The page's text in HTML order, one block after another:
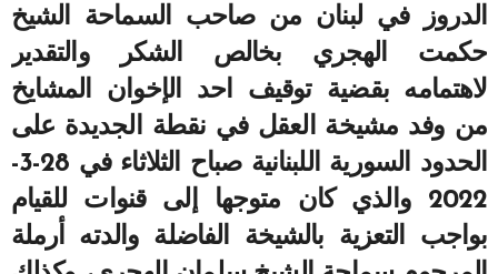
الدروز في لبنان من صاحب السماحة الشيخ
حكمت الهجري بخالص الشكر والتقدير
لاهتمامه بقضية توقيف احد الإخوان المشايخ
من وفد مشيخة العقل في نقطة الجديدة على
الحدود السورية اللبنانية صباح الثلاثاء في 28-3-
2022 والذي كان متوجها إلى قنوات للقيام
بواجب التعزية بالشيخة الفاضلة والدته أرملة